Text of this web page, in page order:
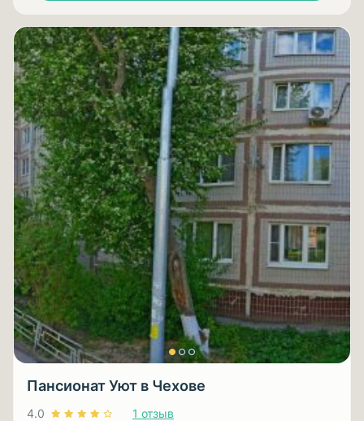
Пансионат Уют в Чехове
4.0 1 отзыв